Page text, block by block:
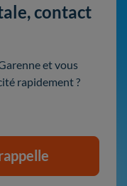
contact
et vous
rapidement ?